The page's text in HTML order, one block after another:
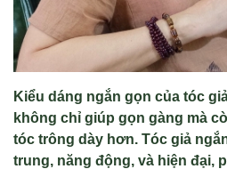
Kiểu dáng ngắn gọn của tóc
không chỉ giúp gọn gàng mà
tóc trông dày hơn. Tóc giả
trung, năng động, và hiện đại,